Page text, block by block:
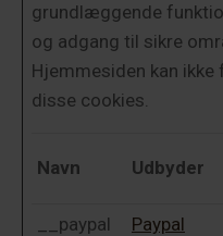
grundlæggende
og adgang til sikre
Hjemmesiden kan
disse cookies.
Navn Udbyder
__paypal
Paypal